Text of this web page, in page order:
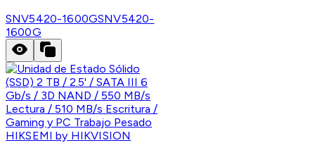
SNV5420-1600GSNV5420-
1600G
HIKSEMI by HIKVISION